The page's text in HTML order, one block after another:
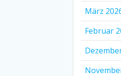
März
Februar